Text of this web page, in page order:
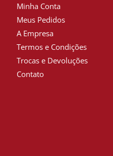
Minha Conta
Meus Pedidos
A Empresa
Termos e Condições
Trocas e Devoluções
Contato